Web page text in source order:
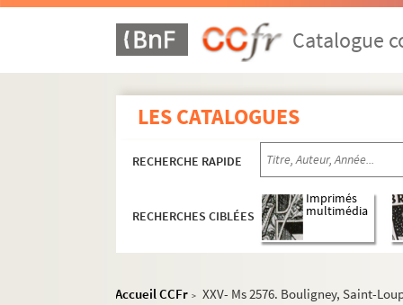
Catalogue
LES CATALOGUES
RECHERCHE RAPIDE
RECHERCHES CIBLÉES
Imprimés
multimédia
Accueil CCFr > XXV- Ms 2576. Bouligney, Saint-